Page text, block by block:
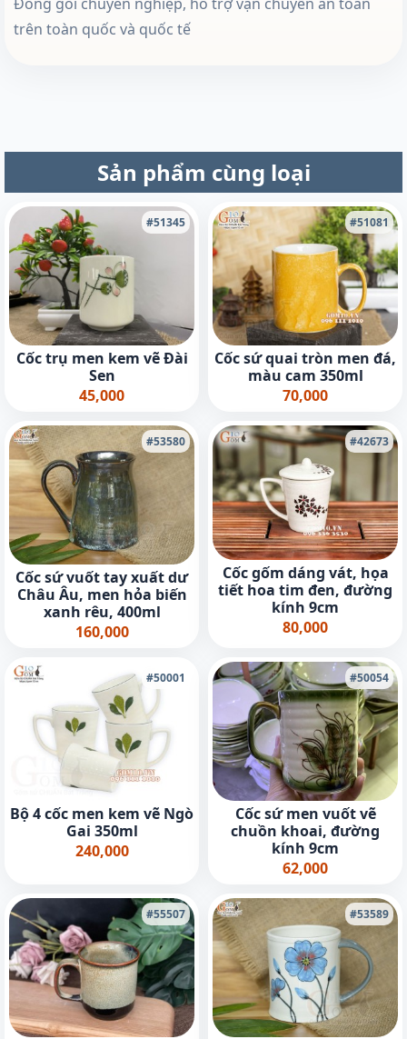
trên toàn quốc và quốc tế
Sản phẩm cùng loại
#51345
Cốc trụ men kem vẽ Đài
Sen
45,000
#51081
Cốc sứ quai tròn men đá,
màu cam 350ml
70,000
#53580
Cốc sứ vuốt tay xuất dư
Châu Âu, men hỏa biến
xanh rêu, 400ml
160,000
#42673
Cốc gốm dáng vát, họa
tiết hoa tim đen, đường
kính 9cm
80,000
#50001
Bộ 4 cốc men kem vẽ Ngò
Gai 350ml
240,000
#50054
Cốc sứ men vuốt vẽ
chuồn khoai, đường
kính 9cm
62,000
#55507 #53589